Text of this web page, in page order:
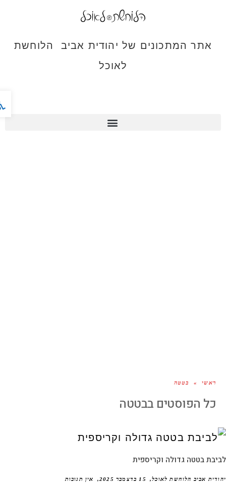
אתר המתכונים של יהודית אביב הלוחשת
לאוכל
ראשי » בטטה
כל הפוסטים ב בטטה
בטטה גדולה וקריספית
אביב הלוחשת לאוכל 15 בדצמבר 2025 אין תגובות